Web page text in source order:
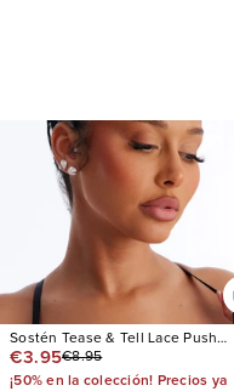
Sostén Tease & Tell Lace Push
Up
€3.95€8.95
¡50% en la colección! Precios ya